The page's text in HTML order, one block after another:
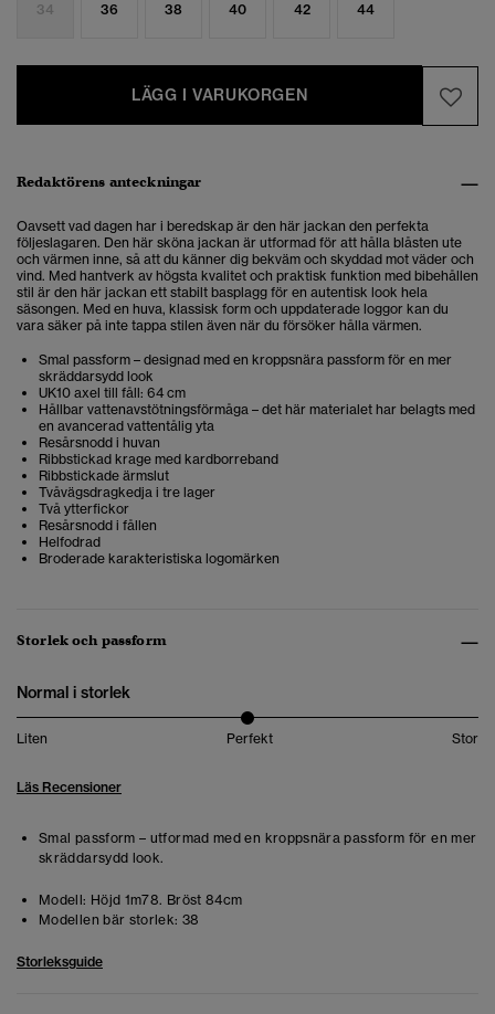
34 36 38 40 42 44
LÄGG I VARUKORGEN
Redaktörens anteckningar
Oavsett vad dagen har i beredskap är den här jackan den perfekta
följeslagaren. Den här sköna jackan är utformad för att hålla blåsten ute
och värmen inne, så att du känner dig bekväm och skyddad mot väder och
vind. Med hantverk av högsta kvalitet och praktisk funktion med bibehållen
stil är den här jackan ett stabilt basplagg för en autentisk look hela
säsongen. Med en huva, klassisk form och uppdaterade loggor kan du
vara säker på inte tappa stilen även när du försöker hålla värmen.
Smal passform – designad med en kroppsnära passform för en mer
skräddarsydd look
UK10 axel till fåll: 64 cm
Hållbar vattenavstötningsförmåga – det här materialet har belagts med
en avancerad vattentålig yta
Resårsnodd i huvan
Ribbstickad krage med kardborreband
Ribbstickade ärmslut
Tvåvägsdragkedja i tre lager
Två ytterfickor
Resårsnodd i fållen
Helfodrad
Broderade karakteristiska logomärken
Storlek och passform
Normal i storlek
Liten Perfekt Stor
Läs Recensioner
Smal passform – utformad med en kroppsnära passform för en mer
skräddarsydd look.
Modell: Höjd 1m78. Bröst 84cm
Modellen bär storlek: 38
Storleksguide